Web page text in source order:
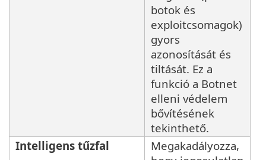
botok és
exploitcsomagok)
gyors
azonosítását és
tiltását. Ez a
funkció a Botnet
elleni védelem
bővítésének
tekinthető.
Intelligens tűzfal
Megakadályozza,